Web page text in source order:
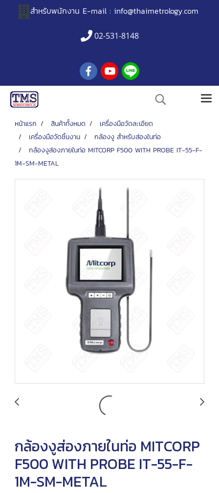
สำหรับพนักงาน E-mail : info@thaimetrology.com
02-531-8148
หน้าแรก สินค้าทั้งหมด
เครื่องมือวัดละเอียด
เครื่องมือวัดชิ้นงาน
กล้องงู สำหรับส่องในท่อ
กล้องงูส่องภายในท่อ MITCORP F500 WITH PROBE IT-55-F-
1M-SM-METAL
กล้องงูส่องภายในท่อ MITCORP
F500 WITH PROBE IT-55-F-
1M-SM-METAL